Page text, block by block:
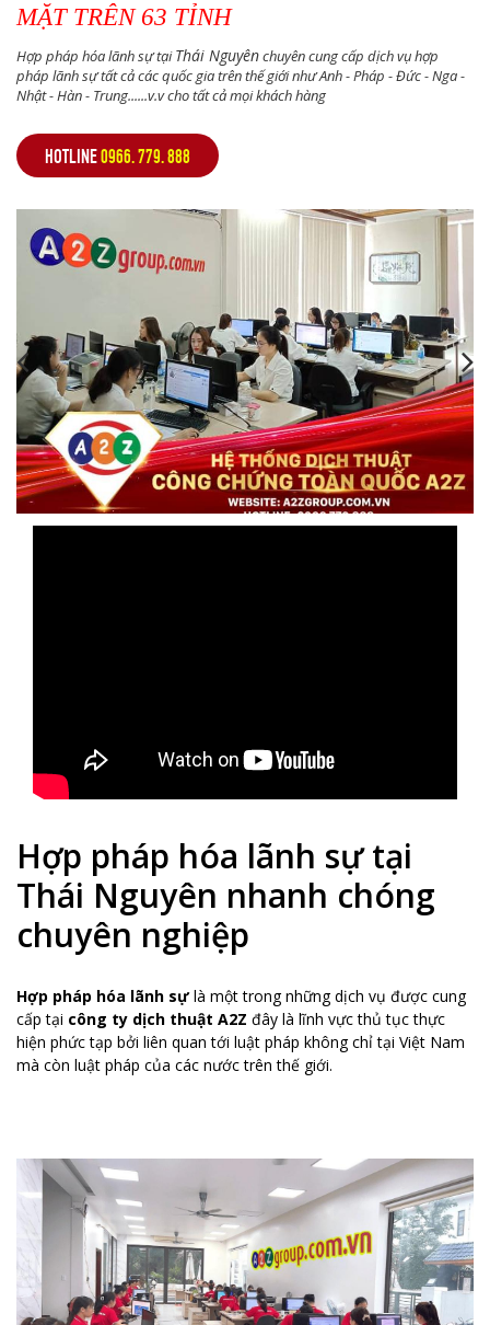
MẶT TRÊN 63 TỈNH
Hợp pháp hóa lãnh sự tạiThái Nguyênchuyên cung cấp dịch vụ hợp
pháp lãnh sự tất cả các quốc gia trên thế giới như Anh - Pháp - Đức - Nga -
Nhật - Hàn - Trung......v.v cho tất cả mọi khách hàng
HOTLINE0966. 779. 888
,,,,,,,
Hợp pháp hóa lãnh sự tại
Thái Nguyên nhanh chóng
chuyên nghiệp
Hợp pháp hóa lãnh sựlà một trong những dịch vụ được cung
cấp tại công ty dịch thuật A2Z đây là lĩnh vực thủ tục thực
hiện phức tạp bởi liên quan tới luật pháp không chỉ tại Việt Nam
mà còn luật pháp của các nước trên thế giới.